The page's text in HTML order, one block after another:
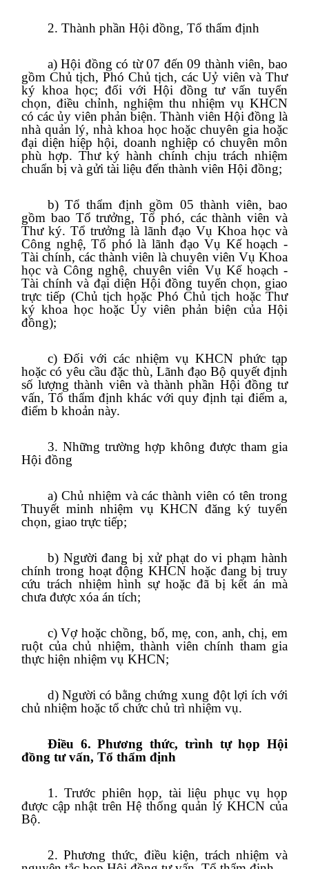
2. Thành phần Hội đồng, Tổ thẩm định
a) Hội đồng có từ 07 đến 09 thành viên, bao
gồm Chủ tịch, Phó Chủ tịch, các Uỷ viên và Thư
ký khoa học; đối với Hội đồng tư vấn tuyển
chọn, điều chỉnh, nghiệm thu nhiệm vụ KHCN
có các ủy viên phản biện. Thành viên Hội đồng là
nhà quản lý, nhà khoa học hoặc chuyên gia hoặc
đại diện hiệp hội, doanh nghiệp có chuyên môn
phù hợp. Thư ký hành chính chịu trách nhiệm
chuẩn bị và gửi tài liệu đến thành viên Hội đồng;
b) Tổ thẩm định gồm 05 thành viên, bao
gồm bao Tổ trưởng, Tổ phó, các thành viên và
Thư ký. Tổ trưởng là lãnh đạo Vụ Khoa học và
Công nghệ, Tổ phó là lãnh đạo Vụ Kế hoạch -
Tài chính, các thành viên là chuyên viên Vụ Khoa
học và Công nghệ, chuyên viên Vụ Kế hoạch -
Tài chính và đại diện Hội đồng tuyển chọn, giao
trực tiếp (Chủ tịch hoặc Phó Chủ tịch hoặc Thư
ký khoa học hoặc Ủy viên phản biện của Hội
đồng);
c) Đối với các nhiệm vụ KHCN phức tạp
hoặc có yêu cầu đặc thù, Lãnh đạo Bộ quyết định
số lượng thành viên và thành phần Hội đồng tư
vấn, Tổ thẩm định khác với quy định tại điểm a,
điểm b khoản này.
3. Những trường hợp không được tham gia
Hội đồng
a) Chủ nhiệm và các thành viên có tên trong
Thuyết minh nhiệm vụ KHCN đăng ký tuyển
chọn, giao trực tiếp;
b) Người đang bị xử phạt do vi phạm hành
chính trong hoạt động KHCN hoặc đang bị truy
cứu trách nhiệm hình sự hoặc đã bị kết án mà
chưa được xóa án tích;
c) Vợ hoặc chồng, bố, mẹ, con, anh, chị, em
ruột của chủ nhiệm, thành viên chính tham gia
thực hiện nhiệm vụ KHCN;
d) Người có bằng chứng xung đột lợi ích với
chủ nhiệm hoặc tổ chức chủ trì nhiệm vụ.
Điều 6. Phương thức, trình tự họp Hội
đồng tư vấn, Tổ thẩm định
1. Trước phiên họp, tài liệu phục vụ họp
được cập nhật trên Hệ thống quản lý KHCN của
Bộ.
2. Phương thức, điều kiện, trách nhiệm và